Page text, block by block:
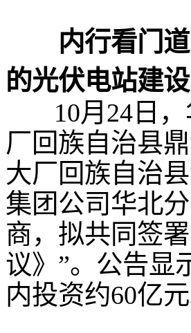
内行看门
的光伏电站建设
10月24日，
厂回族自治县
大厂回族自治
集团公司华北
商，拟共同签
议》”。公告显
内投资约60亿元